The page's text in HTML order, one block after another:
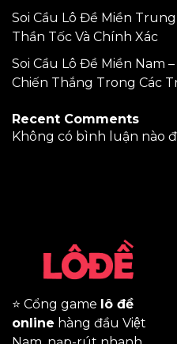
Soi Cầu Lô Đề Miền
Thần Tốc Và Chính Xác
Soi Cầu Lô Đề Miền Nam
Chiến Thắng Trong Các
Recent Comments
Không có bình luận nào
⭐ Cổng game lô đề
online hàng đầu Việt